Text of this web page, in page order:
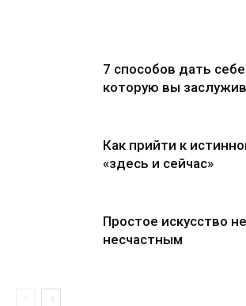
7 способов дать
которую вы
Как прийти к
«здесь и сейчас»
Простое искусство
несчастным